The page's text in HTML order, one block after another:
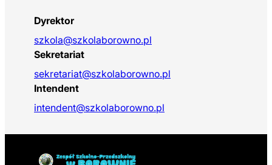
Dyrektor
szkola@szkolaborowno.pl
Sekretariat
sekretariat@szkolaborowno.pl
Intendent
intendent@szkolaborowno.pl